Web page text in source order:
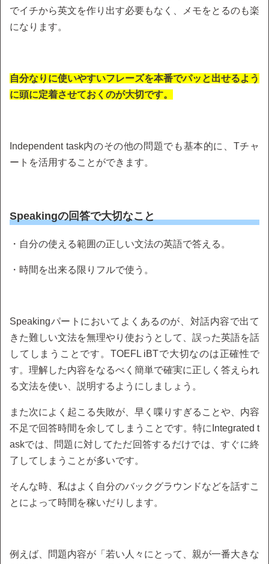
でイチから英文を作り出す必要もなく、メモをとるのも楽
になります。
自分なりに使いやすいフレーズを本番でパッと出せるよう
に頭に定着させておくのが大切です。
Independent task内のその他の問題でも基本的に、Tチャ
ートを活用することができます。
Speakingの回答で大切なこと
・自分の使える範囲の正しい文法の英語で答える。
・時間を出来る限りフルで使う。
Speakingパートにおいてよくあるのが、対話内容で出て
きた難しい文法を無理やり使おうとして、誤った英語を話
してしまうことです。TOEFL iBTで大切なのは正確性で
す。理解した内容をなるべく簡単で確実に正しく答えられ
る文法を使い、説明するようにしましょう。
また次によく起こる失敗が、早く喋りすぎることや、内容
不足で回答時間を余してしまうことです。特にIntegrated t
askでは、問題に対してただ回答するだけでは、すぐに終
了してしまうことが多いです。
そんな時、私はよく自分のバックグラウンドなどを話すこ
とによって時間を稼いだりします。
例えば、問題内容が「若い人々にとって、親が一番大きな